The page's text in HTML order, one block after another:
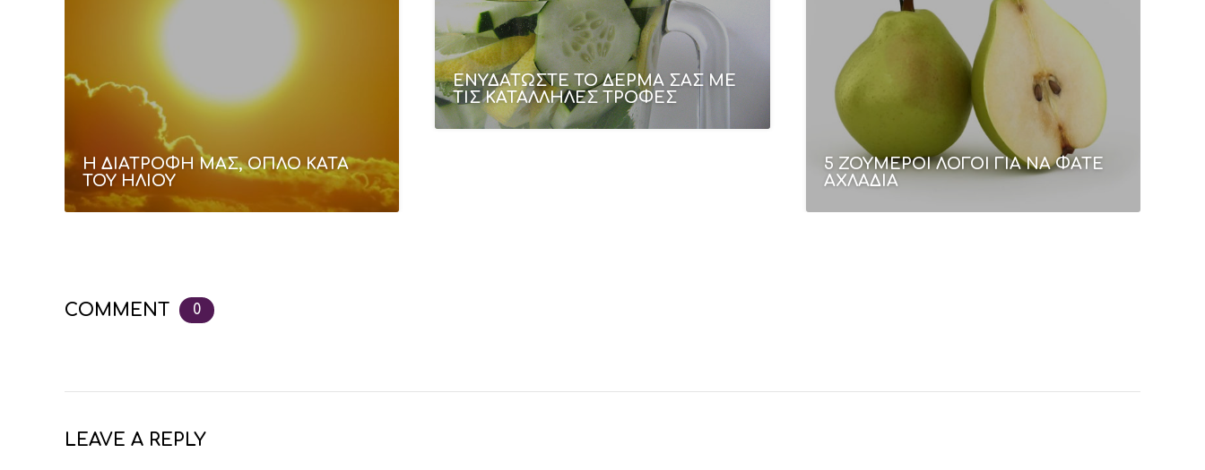
Η ΔΙΑΤΡΟΦΗ ΜΑΣ, ΟΠΛΟ ΚΑΤΑ
ΤΟΥ ΗΛΙΟΥ
ΕΝΥΔΑΤΩΣΤΕ ΤΟ ΔΕΡΜΑ ΣΑΣ ΜΕ
ΤΙΣ ΚΑΤΑΛΛΗΛΕΣ ΤΡΟΦΕΣ
5 ΖΟΥΜΕΡΟΙ ΛΟΓΟΙ ΓΙΑ ΝΑ ΦΑΤΕ
ΑΧΛΑΔΙΑ
COMMENT 0
LEAVE A REPLY